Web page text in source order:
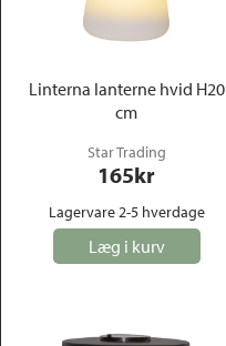
Linterna lanterne hvid H20
cm
Star Trading
165kr
Lagervare 2-5 hverdage
Læg i kurv